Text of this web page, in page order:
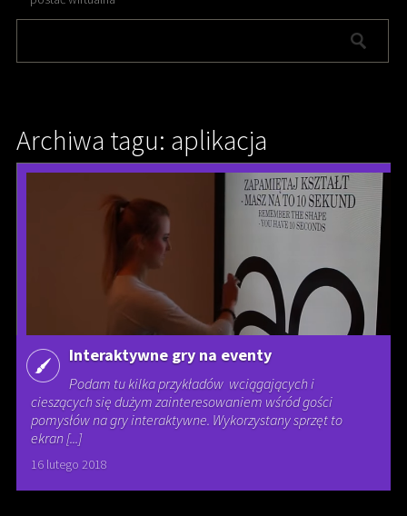
Archiwa tagu: aplikacja
Interaktywne gry na eventy
Podam tu kilka przykładów wciągających i
cieszących się dużym zainteresowaniem wśród gości
pomysłów na gry interaktywne. Wykorzystany sprzęt to
ekran [...]
16 lutego 2018